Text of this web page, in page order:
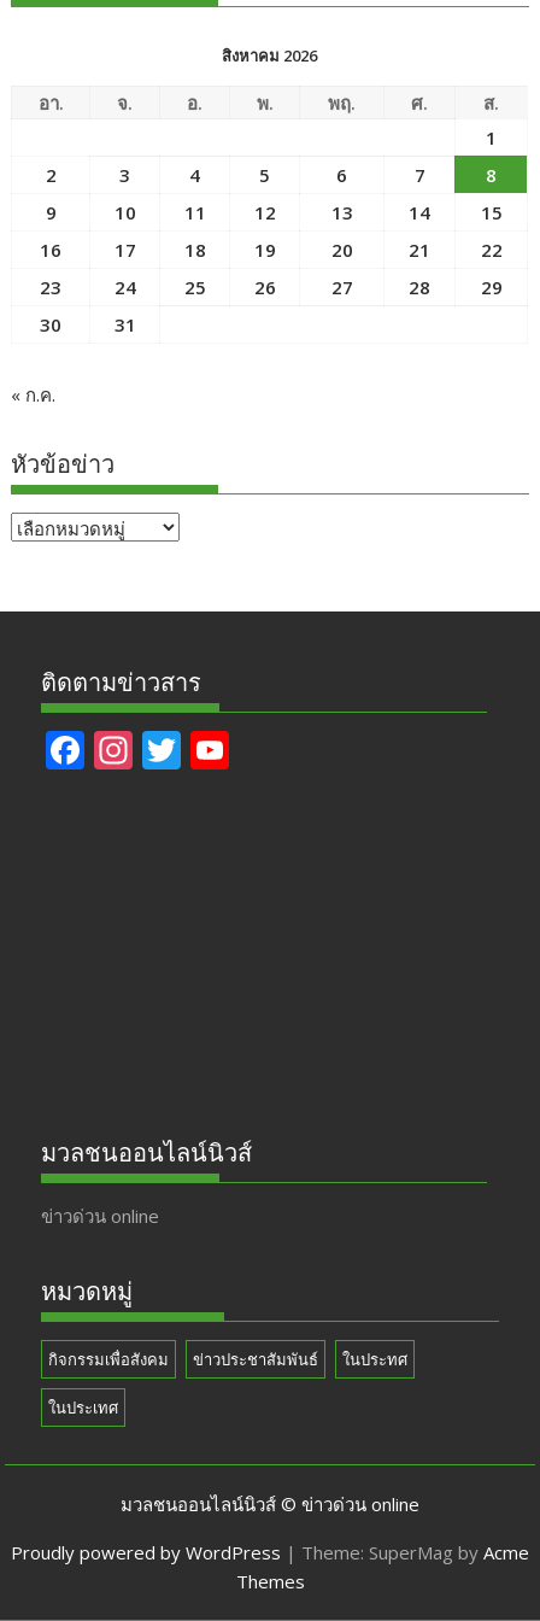
สิงหาคม 2026
อา. จ. อ. พ. พฤ. ศ.
ส.
1
2
3 4 5 6 7
8
9
10 11 12 13 14
15
16
17 18 19 20 21
22
23
24 25 26 27 28
29
30
31
« ก.ค.
หัวข้อข่าว
หัวข้อ
ติดตามข่าวสาร
F
ac
In
st
T
w
มวลชนออนไลน์นิวส์
ข่าวด่วน online
หมวดหมู่
กิจกรรมเพื่อสังคม ข่าวประชาสัมพันธ์ ในประทศ
ในประเทศ
มวลชนออนไลน์นิวส์ © ข่าวด่วน online
Proudly powered by WordPress | Theme: SuperMag by Acme
Themes